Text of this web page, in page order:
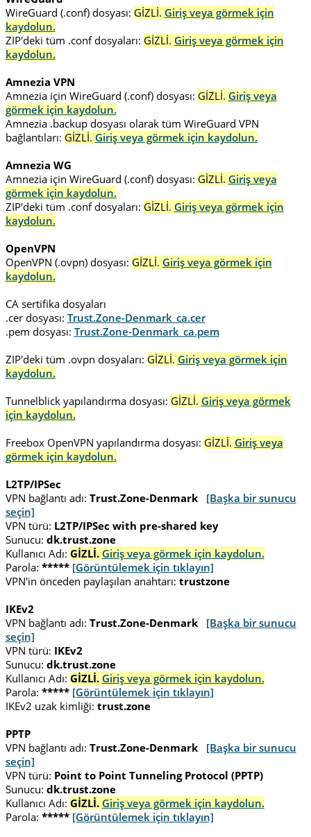
WireGuard (.conf) dosyası: GİZLİ. Giriş veya görmek için
kaydolun.
ZIP'deki tüm .conf dosyaları: GİZLİ. Giriş veya görmek için
kaydolun.
Amnezia VPN
Amnezia için WireGuard (.conf) dosyası: GİZLİ. Giriş veya
görmek için kaydolun.
Amnezia .backup dosyası olarak tüm WireGuard VPN
bağlantıları: GİZLİ. Giriş veya görmek için kaydolun.
Amnezia WG
Amnezia için WireGuard (.conf) dosyası: GİZLİ. Giriş veya
görmek için kaydolun.
ZIP'deki tüm .conf dosyaları: GİZLİ. Giriş veya görmek için
kaydolun.
OpenVPN
OpenVPN (.ovpn) dosyası: GİZLİ. Giriş veya görmek için
kaydolun.
CA sertifika dosyaları
.cer dosyası: Trust.Zone-Denmark_ca.cer
.pem dosyası: Trust.Zone-Denmark_ca.pem
ZIP'deki tüm .ovpn dosyaları: GİZLİ. Giriş veya görmek için
kaydolun.
Tunnelblick yapılandırma dosyası: GİZLİ. Giriş veya görmek
için kaydolun.
Freebox OpenVPN yapılandırma dosyası: GİZLİ. Giriş veya
görmek için kaydolun.
L2TP/IPSec
VPN bağlantı adı: Trust.Zone-Denmark
[Başka bir sunucu
seçin]
VPN türü: L2TP/IPSec with pre-shared key
Sunucu: dk.trust.zone
Kullanıcı Adı: GİZLİ. Giriş veya görmek için kaydolun.
Parola: ***** [Görüntülemek için tıklayın]
VPN'in önceden paylaşılan anahtarı: trustzone
IKEv2
VPN bağlantı adı: Trust.Zone-Denmark
[Başka bir sunucu
seçin]
VPN türü: IKEv2
Sunucu: dk.trust.zone
Kullanıcı Adı: GİZLİ. Giriş veya görmek için kaydolun.
Parola: ***** [Görüntülemek için tıklayın]
IKEv2 uzak kimliği: trust.zone
PPTP
VPN bağlantı adı: Trust.Zone-Denmark
[Başka bir sunucu
seçin]
VPN türü: Point to Point Tunneling Protocol (PPTP)
Sunucu: dk.trust.zone
Kullanıcı Adı: GİZLİ. Giriş veya görmek için kaydolun.
Parola: ***** [Görüntülemek için tıklayın]